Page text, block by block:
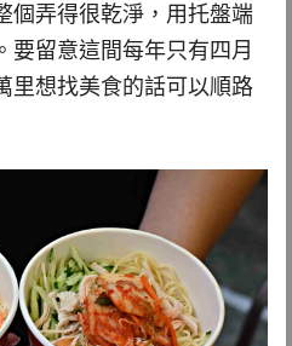
個弄得很乾淨，用托盤端
要留意這間每年只有四月
里想找美食的話可以順路